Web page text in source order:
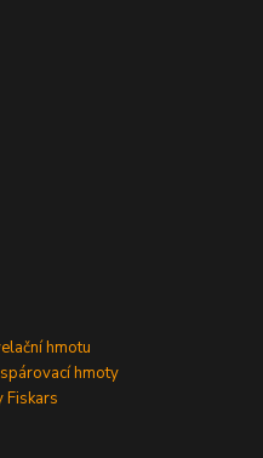
hmotu
hmoty
Fiskars